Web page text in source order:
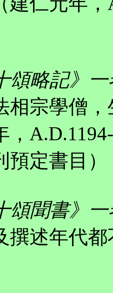
頌略記》一
宗學僧，
，
定書目）
頌聞書》一
述年代都